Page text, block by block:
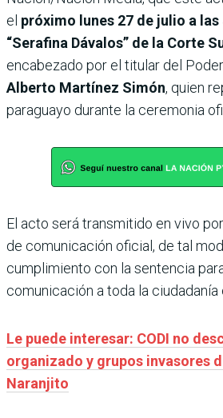
el próximo lunes 27 de julio a las
“Serafina Dávalos” de la Corte
encabezado por el titular del
Alberto Martínez Simón, quien
paraguayo durante la ceremonia
El acto será transmitido en vivo
de comunicación oficial, de tal
cumplimiento con la sentencia
comunicación a toda la ciudadanía
Le puede interesar: CODI no
organizado y grupos invasores
Naranjito